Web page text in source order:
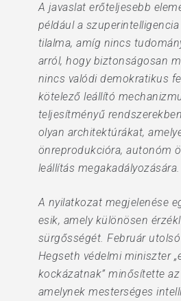
A javaslat erőteljesebb
például a
tilalma, amíg nincs
arról, hogy biztonságosan
nincs valódi demokratikus
kötelező leállító
teljesítményű
olyan architektúrákat,
önreprodukcióra, autonóm
leállítás megakadályozására.
A nyilatkozat megjelenése
esik, amely különösen
sürgősségét. Február
Hegseth védelmi miniszter
kockázatnak” minősítette
amelynek mesterséges